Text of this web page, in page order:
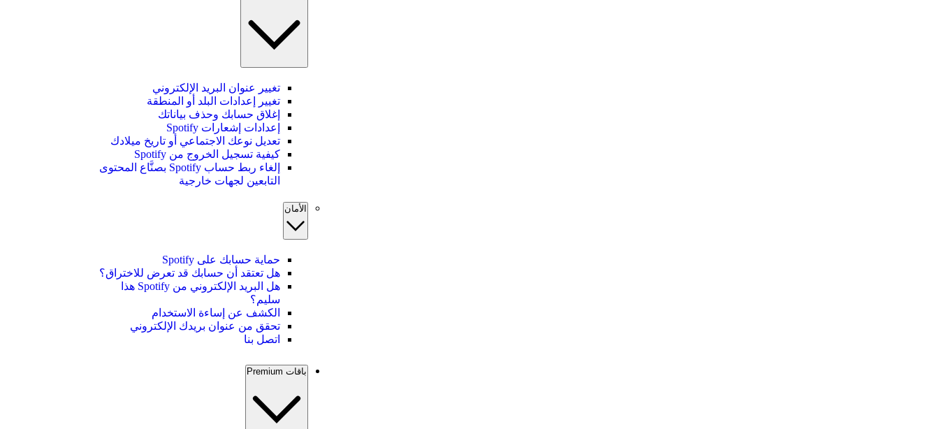
تغيير عنوان البريد الإلكتروني
تغيير إعدادات البلد أو المنطقة
إغلاق حسابك وحذف بياناتك
إعدادات إشعارات Spotify
تعديل نوعك الاجتماعي أو تاريخ ميلادك
كيفية تسجيل الخروج من Spotify
إلغاء ربط حساب Spotify بصنَّاع المحتوى
التابعين لجهات خارجية
الأمان
حماية حسابك على Spotify
هل تعتقد أن حسابك قد تعرض للاختراق؟
هل البريد الإلكتروني من Spotify هذا
سليم؟
الكشف عن إساءة الاستخدام
تحقق من عنوان بريدك الإلكتروني
اتصل بنا
باقات Premium